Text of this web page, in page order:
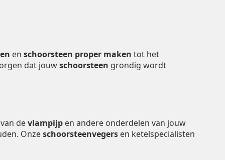
en schoorsteen proper maken tot het
dat jouwschoorsteen grondig wordt
devlampijp en andere onderdelen van jouw
Onzeschoorsteenvegers en ketelspecialisten